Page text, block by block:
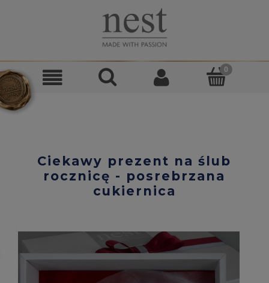
Ciekawy prezent na ślub
rocznicę - posrebrzana
cukiernica